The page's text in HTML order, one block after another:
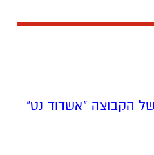
הקבוצה "אשדוד נט"